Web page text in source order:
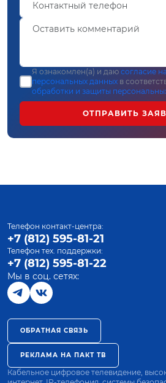
Я ознакомлен(а) и даю согласие
персональных данных в
обработки и защиты
ОТПРАВИТЬ
Телефон контакт-центра:
+7 (812) 595-81-21
Телефон тех. поддержки:
+7 (812) 595-81-22
Мы в соц. сетях:
ОБРАТНАЯ СВЯЗЬ
РЕКЛАМА НА ПАКТ ТВ
Кабельное цифровое телевидение,